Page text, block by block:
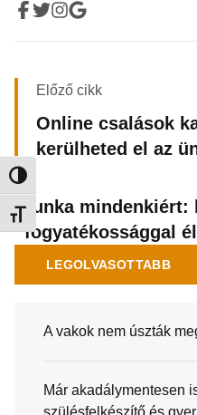
Nagy kontraszt váltása
Betűméret váltása
Előző cikk
Online csalások
kerülheted el az
Munka mindenkiért:
fogyatékossággal
LEGOLVASOTTABB
A vakok nem úszták
Már akadálymentesen
szülésfelkészítő és